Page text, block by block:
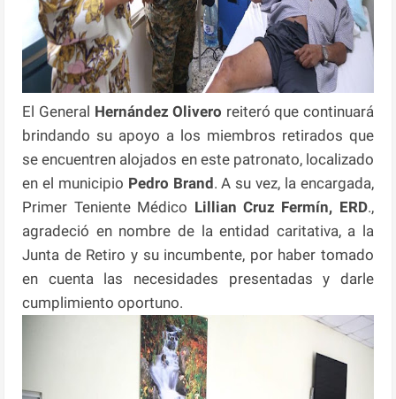
El General Hernández Olivero reiteró que continuará
brindando su apoyo a los miembros retirados que
se encuentren alojados en este patronato, localizado
en el municipio Pedro Brand. A su vez, la encargada,
Primer Teniente Médico Lillian Cruz Fermín, ERD.,
agradeció en nombre de la entidad caritativa, a la
Junta de Retiro y su incumbente, por haber tomado
en cuenta las necesidades presentadas y darle
cumplimiento oportuno.